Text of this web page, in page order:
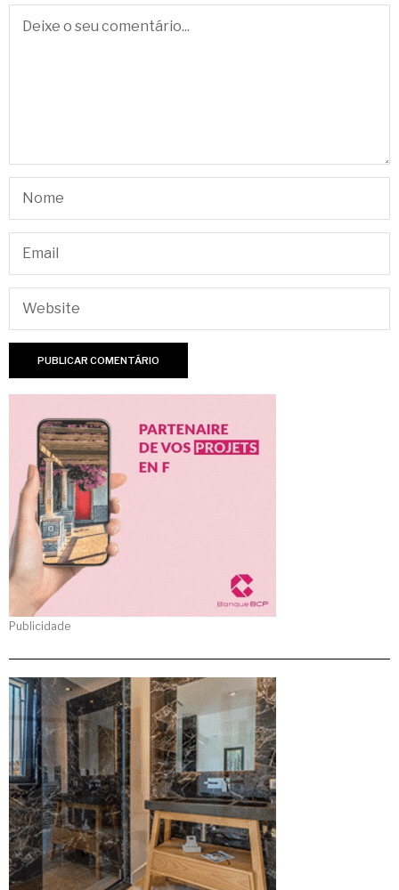
Publicidade